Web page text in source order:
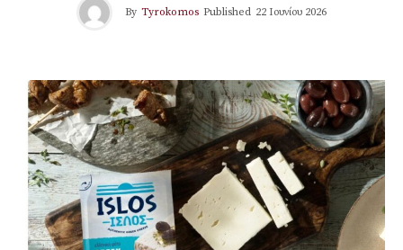
By Tyrokomos Published 22 Ιουνίου 2026